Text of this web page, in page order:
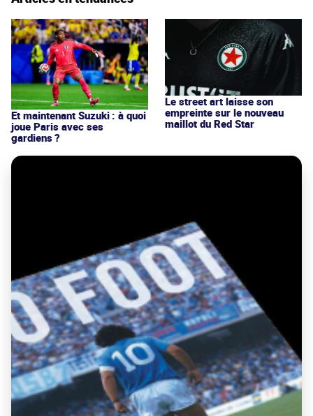
Et maintenant Suzuki : à quoi
joue Paris avec ses
gardiens ?
Le street art laisse son
empreinte sur le nouveau
maillot du Red Star